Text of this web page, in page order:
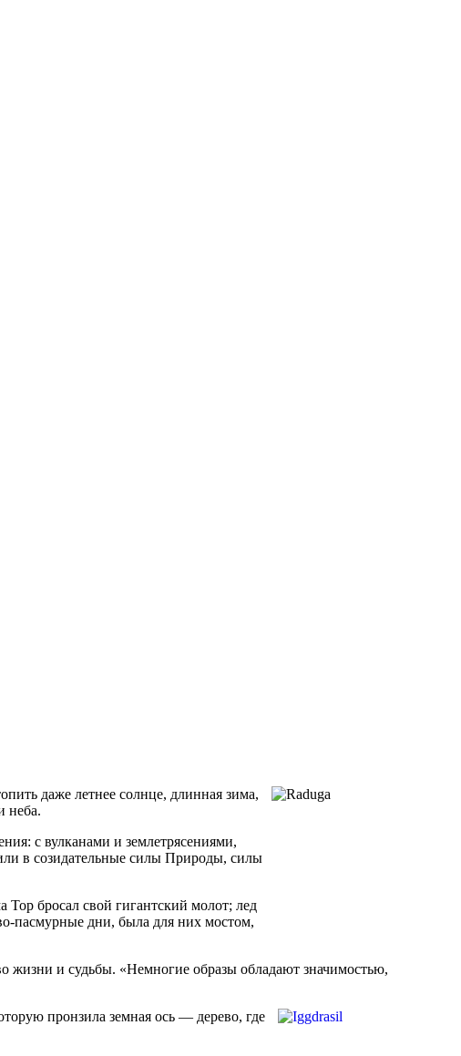
даже летнее солнце, длинная зима,
неба.
с вулканами и землетрясениями,
в созидательные силы Природы, силы
бросал свой гигантский молот; лед
пасмурные дни, была для них мостом,
жизни и судьбы. «Немногие образы обладают значимостью,
пронзила земная ось — дерево, где